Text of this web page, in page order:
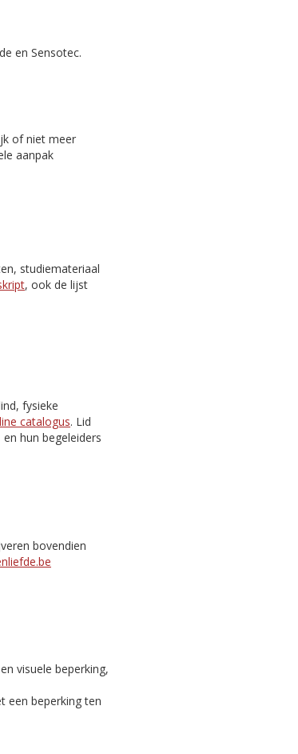
en Sensotec.
of niet meer
aanpak
studiemateriaal
, ook de lijst
fysieke
catalogus. Lid
hun begeleiders
bovendien
visuele beperking,
een beperking ten